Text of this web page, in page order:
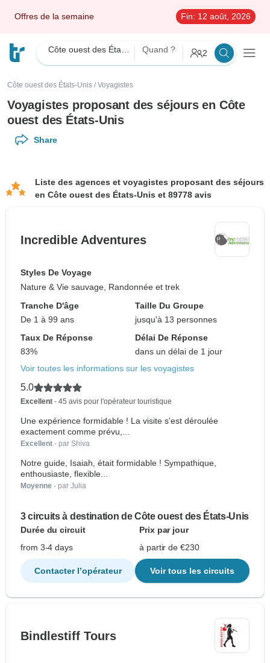
Offres de la semaine Fin: 12 août, 2026
Quand ? 2
Côte ouest des États-Unis / Voyagistes
Voyagistes proposant des séjours en Côte
ouest des États-Unis
Share
Liste des agences et voyagistes proposant des séjours
en Côte ouest des États-Unis et 89778 avis
Incredible Adventures
Styles De Voyage
Nature & Vie sauvage, Randonnée et trek
Tranche D'âge
De 1 à 99 ans
Taille Du Groupe
jusqu'à 13 personnes
Taux De Réponse
83%
Délai De Réponse
dans un délai de 1 jour
Voir toutes les informations sur les voyagistes
5.0
Excellent - 45 avis pour l'opérateur touristique
Une expérience formidable ! La visite s'est déroulée
exactement comme prévu,...
Excellent - par Shiva
Notre guide, Isaiah, était formidable ! Sympathique,
enthousiaste, flexible...
Moyenne - par Julia
3 circuits à destination de Côte ouest des États-Unis
Durée du circuit
Prix par jour
from 3-4 days
à partir de €230
Contacter l’opérateur Voir tous les circuits
Bindlestiff Tours